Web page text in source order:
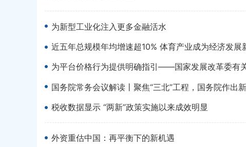
为新型工业化注入更多金融活水
近五年总规模年均增速超10% 体育产业成为经济发展
为平台价格行为提供明确指引——国家发展改革委有
国务院常务会议解读丨聚焦“三北”工程，国务院作出
税收数据显示 “两新”政策实施以来成效明显
外资重估中国：再平衡下的新机遇